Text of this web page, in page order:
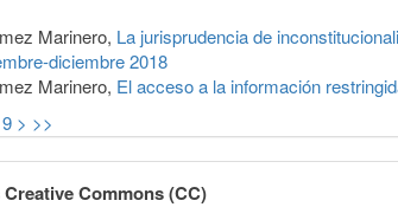
Marinero, La jurisprudencia de
diciembre 2018
Marinero, El acceso a la información
9 > >>
Commons (CC)